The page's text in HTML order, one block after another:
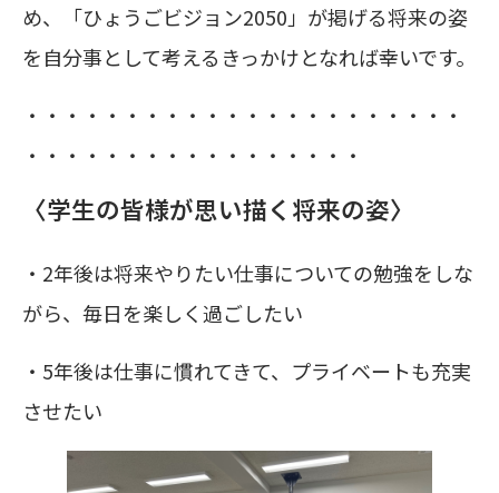
め、「ひょうごビジョン2050」が掲げる将来の姿
を自分事として考えるきっかけとなれば幸いです。
・・・・・・・・・・・・・・・・・・・・・・
・・・・・・・・・・・・・・・・・
〈学生の皆様が思い描く将来の姿〉
・2年後は将来やりたい仕事についての勉強をしな
がら、毎日を楽しく過ごしたい
・5年後は仕事に慣れてきて、プライベートも充実
させたい